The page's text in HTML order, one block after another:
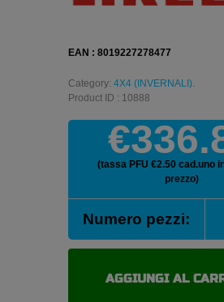
EAN : 8019227278477
Category: 4X4 (INVERNALI)
Product ID : 10888
(tassa PFU €2.50 cad.uno
prezzo)
Numero pezzi:
R20
AGGIUNGI AL